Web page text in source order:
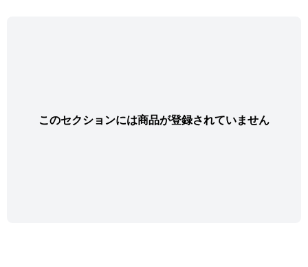
このセクションには商品が登録されていません